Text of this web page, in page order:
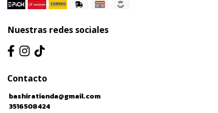
Nuestras redes sociales
Contacto
bashiratienda@gmail.com
3516508424